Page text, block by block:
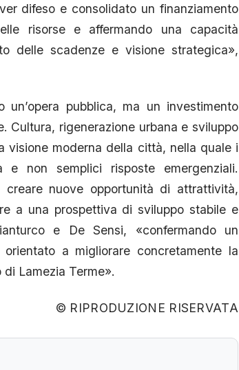
difeso e consolidato un finanziamento
risorse e affermando una capacità
delle scadenze e visione strategica»,
pubblica, ma un investimento
Cultura, rigenerazione urbana e sviluppo
visione moderna della città, nella quale i
non semplici risposte emergenziali.
nuove opportunità di attrattività,
a una prospettiva di sviluppo stabile e
e De Sensi, «confermando un
a migliorare concretamente la
Lamezia Terme».
© RIPRODUZIONE RISERVATA